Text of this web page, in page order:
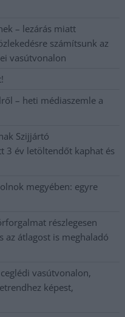
– lezárás miatt
számítsunk az
vasútvonalon
– heti médiaszemle a
Szijjártó
3 év letöltendőt kaphat és
megyében: egyre
részlegesen
az átlagost is meghaladó
vasútvonalon,
képest,